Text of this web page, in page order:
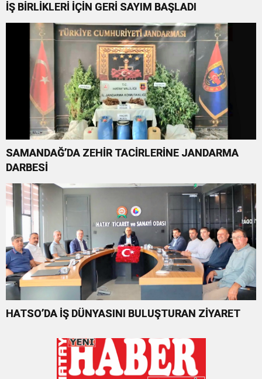
İŞ BİRLİKLERİ İÇİN GERİ SAYIM BAŞLADI
SAMANDAĞ’DA ZEHİR TACİRLERİNE JANDARMA
DARBESİ
HATSO’DA İŞ DÜNYASINI BULUŞTURAN ZİYARET